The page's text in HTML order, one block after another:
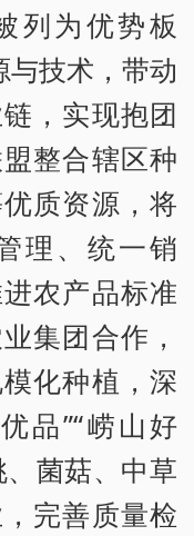
列为优势板
与技术，带动
，实现抱团
整合辖区种
质资源，将
理、统一销
农产品标准
集团合作，
化种植，深
品”“崂山好
菌菇、中草
完善质量检